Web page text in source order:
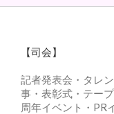
【司会】
記者発表会・タレ
事・表彰式・テー
周年イベント・PR